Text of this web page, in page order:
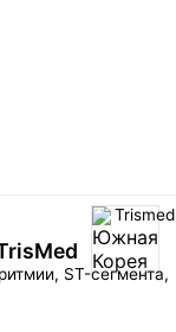
Trismed
ST-сегмента,